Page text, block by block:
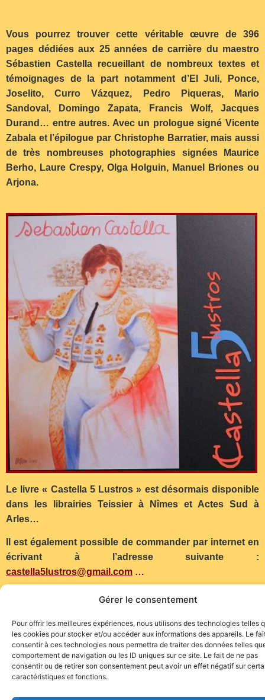
Gérer le consentement
Pour offrir les meilleures expériences, nous utilisons des technologies telles
les cookies pour stocker et/ou accéder aux informations des appareils. Le
consentir à ces technologies nous permettra de traiter des données telles
comportement de navigation ou les ID uniques sur ce site. Le fait de ne pas
consentir ou de retirer son consentement peut avoir un effet négatif sur
caractéristiques et fonctions.
Vous pourrez trouver cette véritable œuvre de 396
pages dédiées aux 25 années de carrière du maestro
Sébastien Castella recueillant de nombreux textes et
témoignages de la part notamment d’El Juli, Ponce,
Joselito, Curro Vázquez, Pedro Piqueras, Mario
Sandoval, Domingo Zapata, Francis Wolf, Jacques
Durand… entre autres. Avec un prologue signé Vicente
Zabala et l’épilogue par Christophe Barratier, mais aussi
de très nombreuses photographies signées Maurice
Berho, Laure Crespy, Olga Holguin, Manuel Briones ou
Arjona.
Le livre « Castella 5 Lustros » est désormais disponible
dans les librairies Teissier à Nîmes et Actes Sud à
Arles…
Il est également possible de commander par internet en
écrivant à l’adresse suivante :
castella5lustros@gmail.com …
Site de l'association TOROFIESTA